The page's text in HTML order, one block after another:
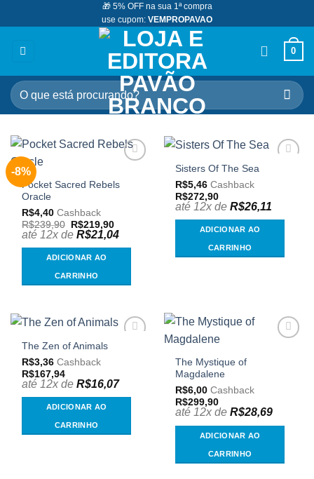
to
🎁 5% OFF na sua 1ª compra
use cupom: VEMPROPAVAO
0
Pesquisar
por:
-8%
meus
Pocket Sacred Rebels
Oracle
R$4,40 Cashback
R$239,90 O
preço
original
era:
R$239,90.
R$219,90O
preço
atual
é:
até 12x deR$21,04
ADICIONAR AO
CARRINHO
desejos
Sisters Of The Sea
R$5,46 Cashback
R$272,90
até 12x deR$26,11
ADICIONAR AO
CARRINHO
Adicionar
desejos
The Zen of Animals
R$3,36 Cashback
R$167,94
até 12x deR$16,07
ADICIONAR AO
CARRINHO
The Mystique of
Magdalene
R$6,00 Cashback
R$299,90
até 12x deR$28,69
ADICIONAR AO
CARRINHO